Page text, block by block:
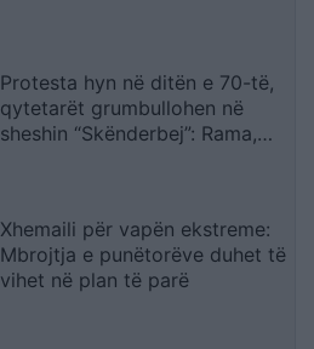
Protesta hyn në ditën e 70-të,
qytetarët grumbullohen në
sheshin “Skënderbej”: Rama,
Xhemaili për vapën ekstreme:
Mbrojtja e punëtorëve duhet të
vihet në plan të parë